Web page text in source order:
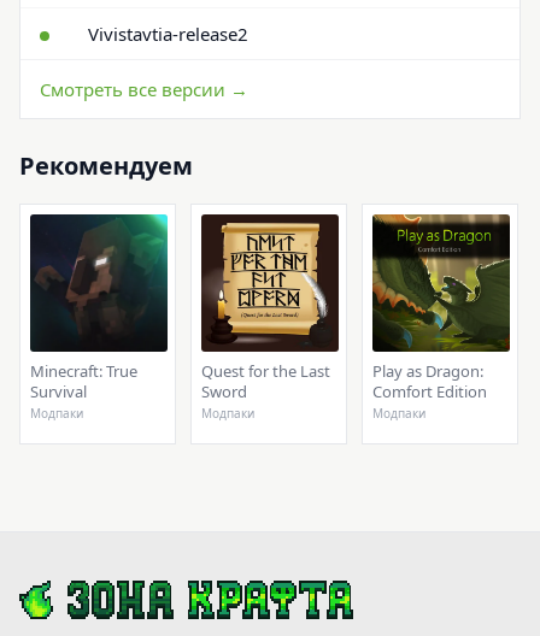
Vivistavtia-release2
Смотреть все версии →
Рекомендуем
Minecraft: True
Survival
Модпаки
Quest for the Last
Sword
Модпаки
Play as Dragon:
Comfort Edition
Модпаки